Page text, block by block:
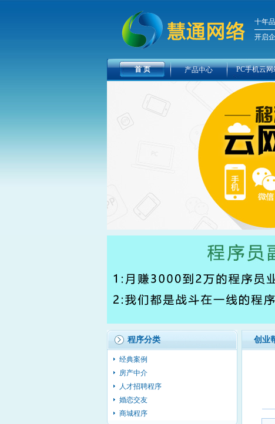
十年
开启
首 页 产品中心 PC手机云网
程序分类
经典案例
房产中介
人才招聘程序
婚恋交友
商城程序
创业